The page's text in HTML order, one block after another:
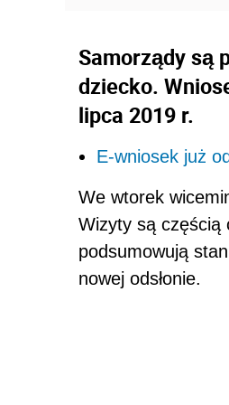
Samorządy są
dziecko.
lipca 2019 r.
E-wniosek już
We wtorek
Wizyty są częścią
podsumowują
nowej odsłonie.